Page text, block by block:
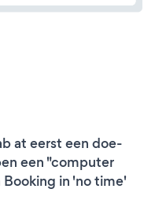
at eerst een doe-
een "computer
in 'no time'